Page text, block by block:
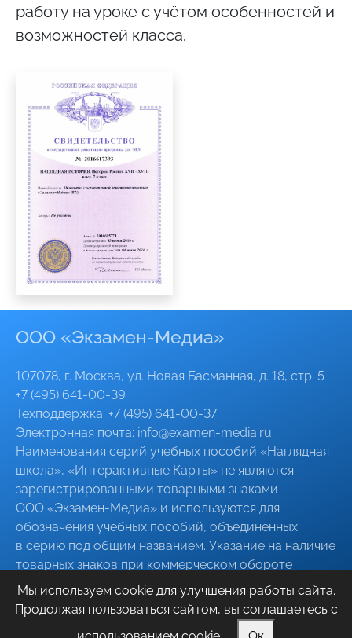
работу на уроке с учётом особенностей и
возможностей класса.
Мы используем cookie для улучшения работы сайта.
Продолжая пользоваться сайтом, вы соглашаетесь с
ООО «Экзамен-Медиа»
107078, г. Москва, ул. Новая Басманная, д. 18, стр. 5
+7 (495) 641-00-39
Техподдержка: +7 (495) 641-00-37
Электронная почта: info@examen-media.ru
Наименования серий учебных пособий «Наглядная
школа», «Интерактивные Карты» не являются
зарегистрированными товарными знаками
ООО «Экзамен-Медиа» и используются для
обозначения учебных пособий, объединенных
в серию под общим названием. Указание на наличие
товарных знаков при коммерческом обороте
указанных серий пособий, в том числе при
поставках для государственных нужд, является
предоставлением недостоверных сведений